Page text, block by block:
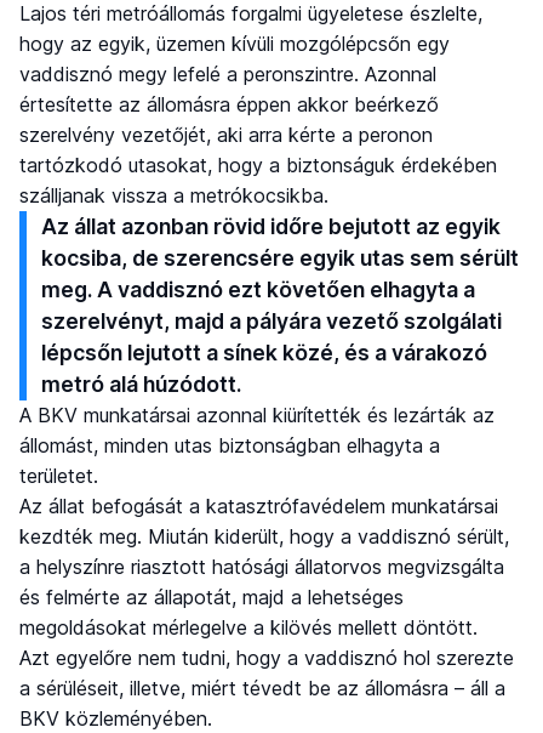
Lajos téri metróállomás forgalmi ügyeletese észlelte,
hogy az egyik, üzemen kívüli mozgólépcsőn egy
vaddisznó megy lefelé a peronszintre. Azonnal
értesítette az állomásra éppen akkor beérkező
szerelvény vezetőjét, aki arra kérte a peronon
tartózkodó utasokat, hogy a biztonságuk érdekében
szálljanak vissza a metrókocsikba.
Az állat azonban rövid időre bejutott az egyik
kocsiba, de szerencsére egyik utas sem sérült
meg. A vaddisznó ezt követően elhagyta a
szerelvényt, majd a pályára vezető szolgálati
lépcsőn lejutott a sínek közé, és a várakozó
metró alá húzódott.
A BKV munkatársai azonnal kiürítették és lezárták az
állomást, minden utas biztonságban elhagyta a
területet.
Az állat befogását a katasztrófavédelem munkatársai
kezdték meg. Miután kiderült, hogy a vaddisznó sérült,
a helyszínre riasztott hatósági állatorvos megvizsgálta
és felmérte az állapotát, majd a lehetséges
megoldásokat mérlegelve a kilövés mellett döntött.
Azt egyelőre nem tudni, hogy a vaddisznó hol szerezte
a sérüléseit, illetve, miért tévedt be az állomásra – áll a
BKV közleményében.